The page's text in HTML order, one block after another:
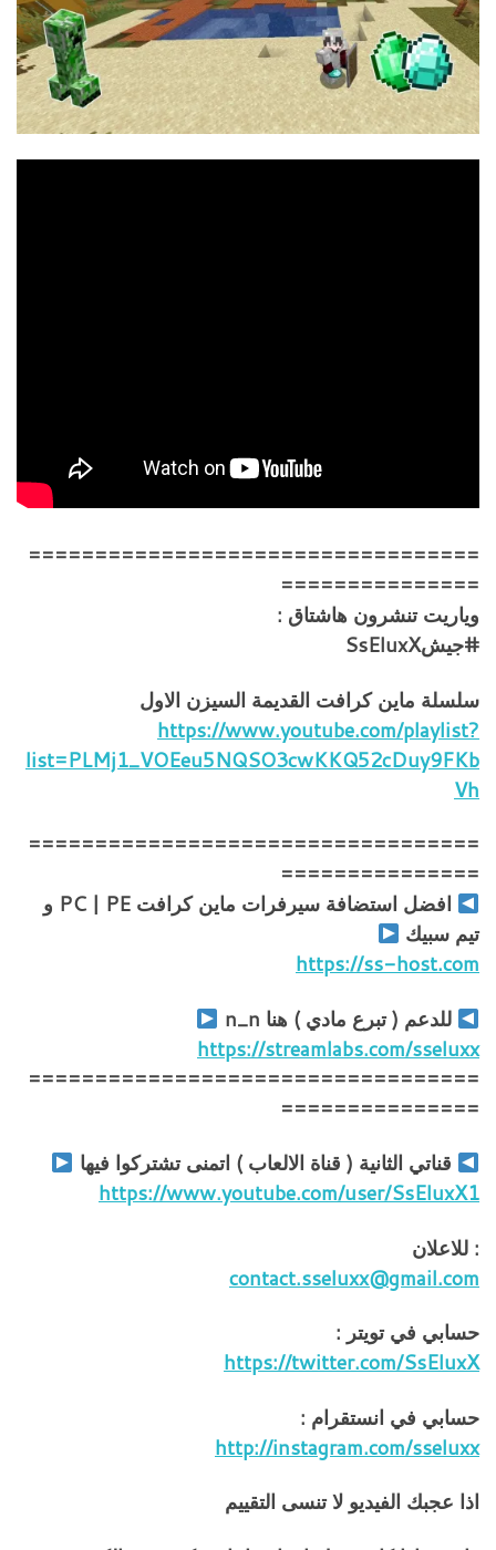
==================================
===============
وياريت تنشرون هاشتاق :
#جيشSsEluxX
سلسلة ماين كرافت القديمة السيزن الاول
https://www.youtube.com/playlist?
list=PLMj1_VOEeu5NQSO3cwKKQ52cDuy9FKb
Vh
==================================
===============
افضل استضافة سيرفرات ماين كرافت PC | PE و
تيم سبيك
https://ss-host.com
للدعم ( تبرع مادي ) هنا n_n
https://streamlabs.com/sseluxx
==================================
===============
قناتي الثانية ( قناة الالعاب ) اتمنى تشتركوا فيها
https://www.youtube.com/user/SsEluxX1
: للاعلان
contact.sseluxx@gmail.com
حسابي في تويتر :
https://twitter.com/SsEluxX
حسابي في انستقرام :
http://instagram.com/sseluxx
اذا عجبك الفيديو لا تنسى التقييم